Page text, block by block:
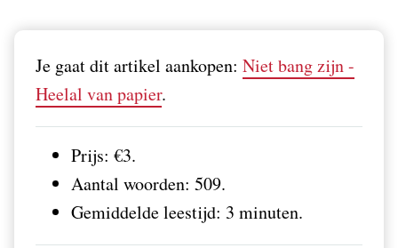
Je gaat dit artikel aankopen: Niet bang zijn -
Heelal van papier.
Prijs: €3.
Aantal woorden: 509.
Gemiddelde leestijd: 3 minuten.